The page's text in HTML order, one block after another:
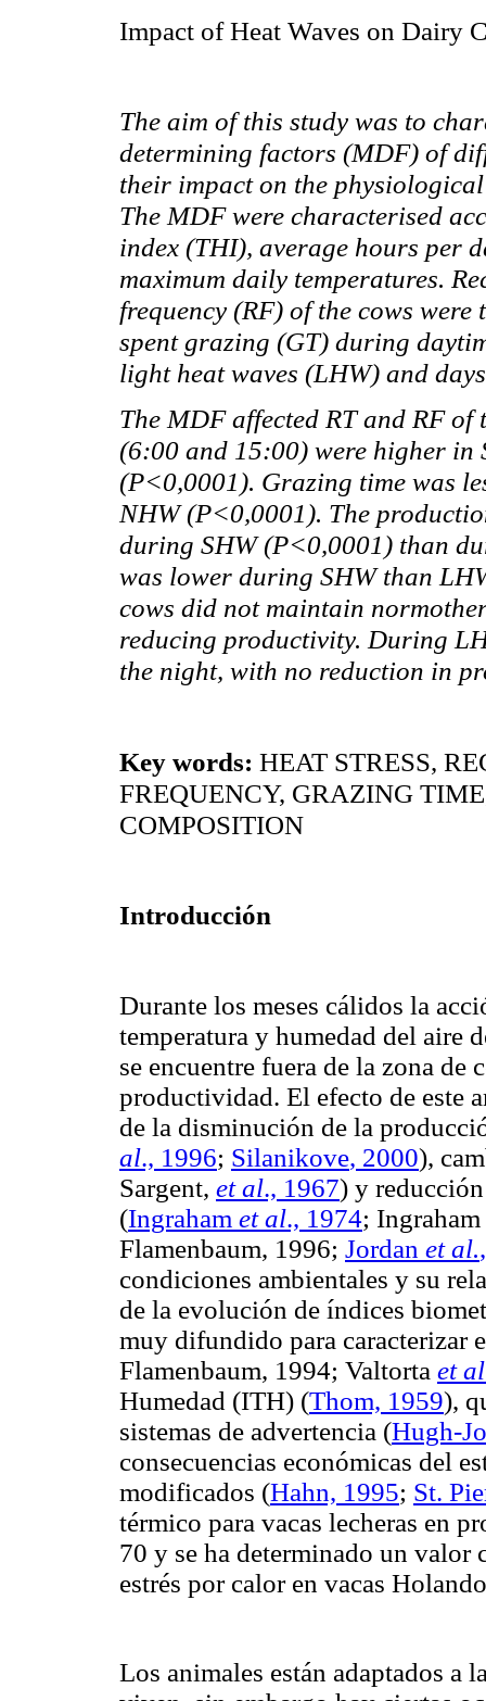
Impact of Heat Waves on Dairy
The aim of this study was to
determining factors (MDF) of
their impact on the
The MDF were characterised
index (THI), average hours per
maximum daily temperatures.
frequency (RF) of the cows
spent grazing (GT) during
light heat waves (LHW) and
The MDF affected RT and RF
(6:00 and 15:00) were higher in
(P<0,0001). Grazing time was
NHW (P<0,0001). The
during SHW (P<0,0001) than
was lower during SHW than
cows did not maintain
reducing productivity. During
the night, with no reduction in
Key words: HEAT STRESS,
FREQUENCY, GRAZING
COMPOSITION
Introducción
Durante los meses cálidos la
temperatura y humedad del aire
se encuentre fuera de la zona
productividad. El efecto de este
de la disminución de la
al., 1996; Silanikove, 2000),
Sargent, et al., 1967) y
(Ingraham et al., 1974; Ingraham
Flamenbaum, 1996; Jordan et al.
condiciones ambientales y su
de la evolución de índices
muy difundido para caracterizar
Flamenbaum, 1994; Valtorta et
Humedad (ITH) (Thom, 1959),
sistemas de advertencia (Hugh-
consecuencias económicas del
modificados (Hahn, 1995; St.
térmico para vacas lecheras en
70 y se ha determinado un
estrés por calor en vacas Holando
Los animales están adaptados a